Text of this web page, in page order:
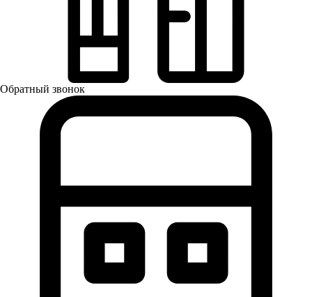
Обратный звонок